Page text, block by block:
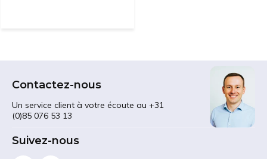
Contactez-nous
Un service client à votre écoute au +31
(0)85 076 53 13
Suivez-nous